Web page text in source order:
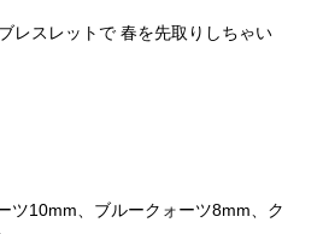
レスレットで 春を先取りしちゃい
ツ10mm、ブルークォーツ8mm、ク